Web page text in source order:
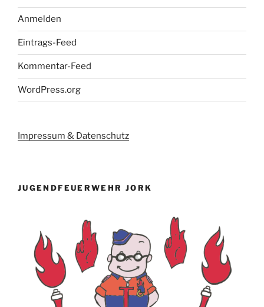
Anmelden
Eintrags-Feed
Kommentar-Feed
WordPress.org
Impressum & Datenschutz
JUGENDFEUERWEHR JORK